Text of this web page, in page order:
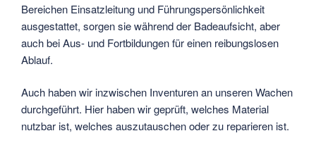
Bereichen Einsatzleitung und Führungspersönlichkeit
ausgestattet, sorgen sie während der Badeaufsicht, aber
auch bei Aus- und Fortbildungen für einen reibungslosen
Ablauf.
Auch haben wir inzwischen Inventuren an unseren Wachen
durchgeführt. Hier haben wir geprüft, welches Material
nutzbar ist, welches auszutauschen oder zu reparieren ist.